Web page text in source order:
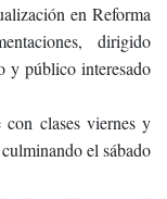
en Reforma
dirigido
y público interesado
clases viernes y
el sábado